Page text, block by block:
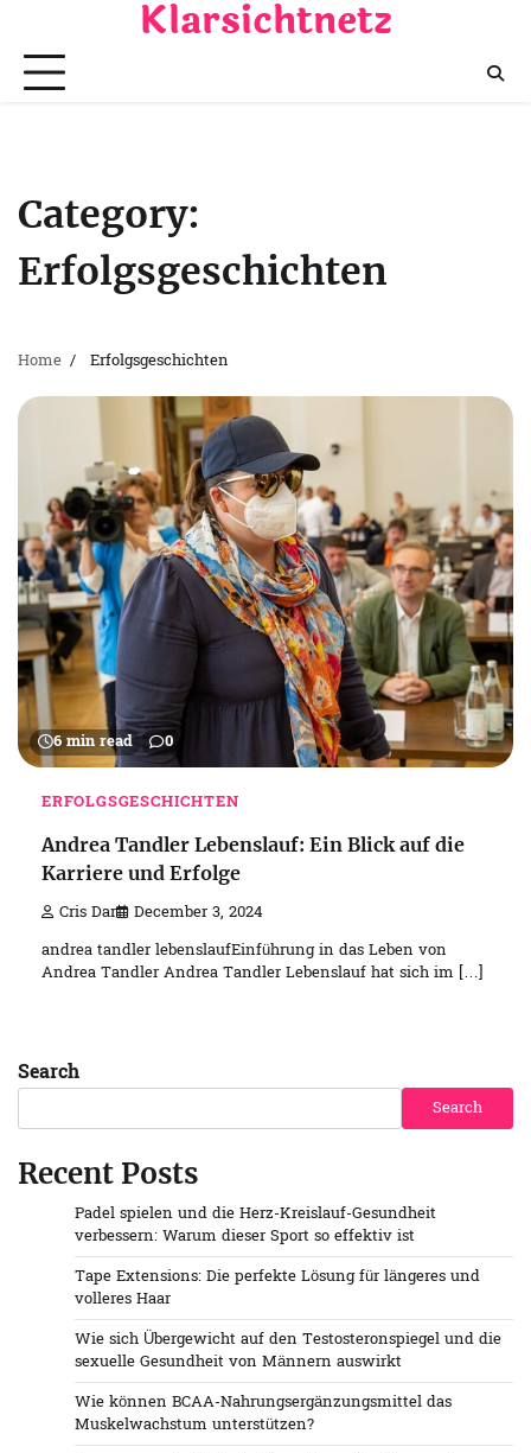
content
Klarsichtnetz
Category:
Erfolgsgeschichten
Home Erfolgsgeschichten
6 min read 0
ERFOLGSGESCHICHTEN
Andrea Tandler Lebenslauf: Ein Blick auf die
Karriere und Erfolge
Cris Dar December 3, 2024
andrea tandler lebenslaufEinführung in das Leben von
Andrea Tandler Andrea Tandler Lebenslauf hat sich im […]
Search
Search
Recent Posts
Padel spielen und die Herz-Kreislauf-Gesundheit
verbessern: Warum dieser Sport so effektiv ist
Tape Extensions: Die perfekte Lösung für längeres und
volleres Haar
Wie sich Übergewicht auf den Testosteronspiegel und die
sexuelle Gesundheit von Männern auswirkt
Wie können BCAA-Nahrungsergänzungsmittel das
Muskelwachstum unterstützen?